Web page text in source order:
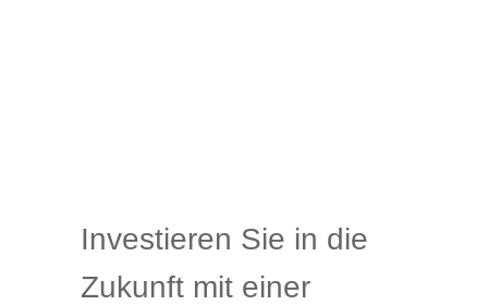
Investieren Sie in die
Zukunft mit einer